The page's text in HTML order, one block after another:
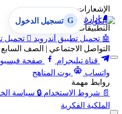
الإشعارات
🔔 إدارة الإشعارات
التطبيقات
🤖 تحميل تطبيق أندرويد  تحميل
التواصل الاجتماعي | الصف السابع
قناة تيليجرام
صفحة
واتساب
بوت المناهج
روابط مهمة
📄 شروط الاستخدام 🔒 سياسة
الملكية الفكرية
G تسجيل الدخول